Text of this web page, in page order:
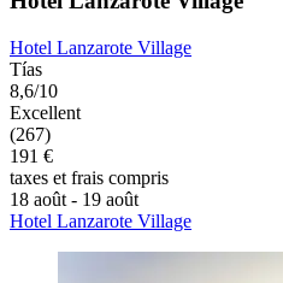
Hotel Lanzarote Village
Tías
8,6/10
Excellent
(267)
191 €
taxes et frais compris
18 août - 19 août
Hotel Lanzarote Village